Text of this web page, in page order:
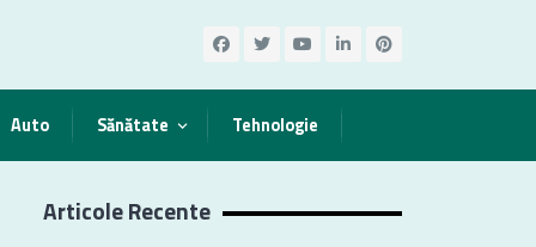
Auto Sănătate Tehnologie
Articole Recente